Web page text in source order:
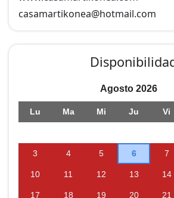
WIFI.
casamartikonea@hotmail.com